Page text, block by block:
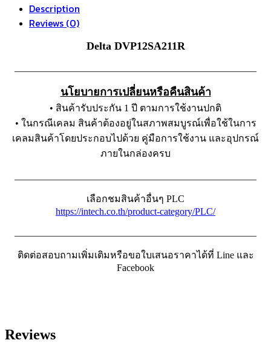
x2),
quantity
Description
Reviews (0)
Delta DVP12SA211R
นโยบายการเปลี่ยนหรือคืนสินค้า
• สินค้ารับประกัน 1 ปี ตามการใช้งานปกติ
• ในกรณีเคลม สินค้าต้องอยู่ในสภาพสมบูรณ์เพื่อใช้ในการ
เคลมสินค้าโดยประกอบไปด้วย คู่มือการใช้งาน และอุปกรณ์
ภายในกล่องครบ
เลือกชมสินค้าอื่นๆ PLC
https://intech.co.th/product-category/PLC/
ติดต่อสอบถามเพิ่มเติมหรือขอใบเสนอราคาได้ที่ Line และ
Facebook
Reviews